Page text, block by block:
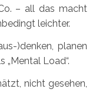
– all das macht
leichter.
)denken, planen
„Mental Load“.
nicht gesehen,